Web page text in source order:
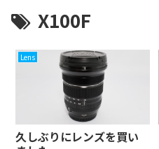
X100F
Lens
久しぶりにレンズを買い